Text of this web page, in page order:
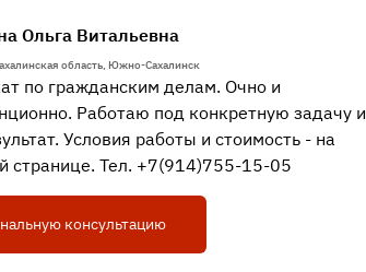
Ольга Витальевна
область, Южно-Сахалинск
по гражданским делам. Очно и
Работаю под конкретную задачу и
Условия работы и стоимость - на
странице. Тел. +7(914)755-15-05
консультацию